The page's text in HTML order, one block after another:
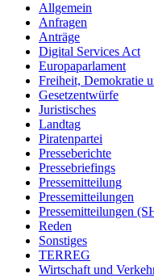
Allgemein
Anfragen
Anträge
Digital Services Act
Europaparlament
Freiheit, Demokratie
Gesetzentwürfe
Juristisches
Landtag
Piratenpartei
Presseberichte
Pressebriefings
Pressemitteilung
Pressemitteilungen
Pressemitteilungen
Reden
Sonstiges
TERREG
Wirtschaft und